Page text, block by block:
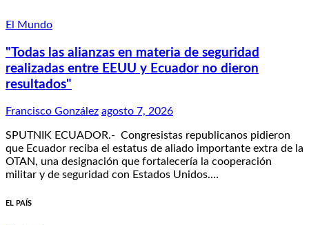
El Mundo
"Todas las alianzas en materia de seguridad
realizadas entre EEUU y Ecuador no dieron
resultados"
Francisco González agosto 7, 2026
SPUTNIK ECUADOR.- Congresistas republicanos pidieron
que Ecuador reciba el estatus de aliado importante extra de la
OTAN, una designación que fortalecería la cooperación
militar y de seguridad con Estados Unidos.…
EL PAÍS